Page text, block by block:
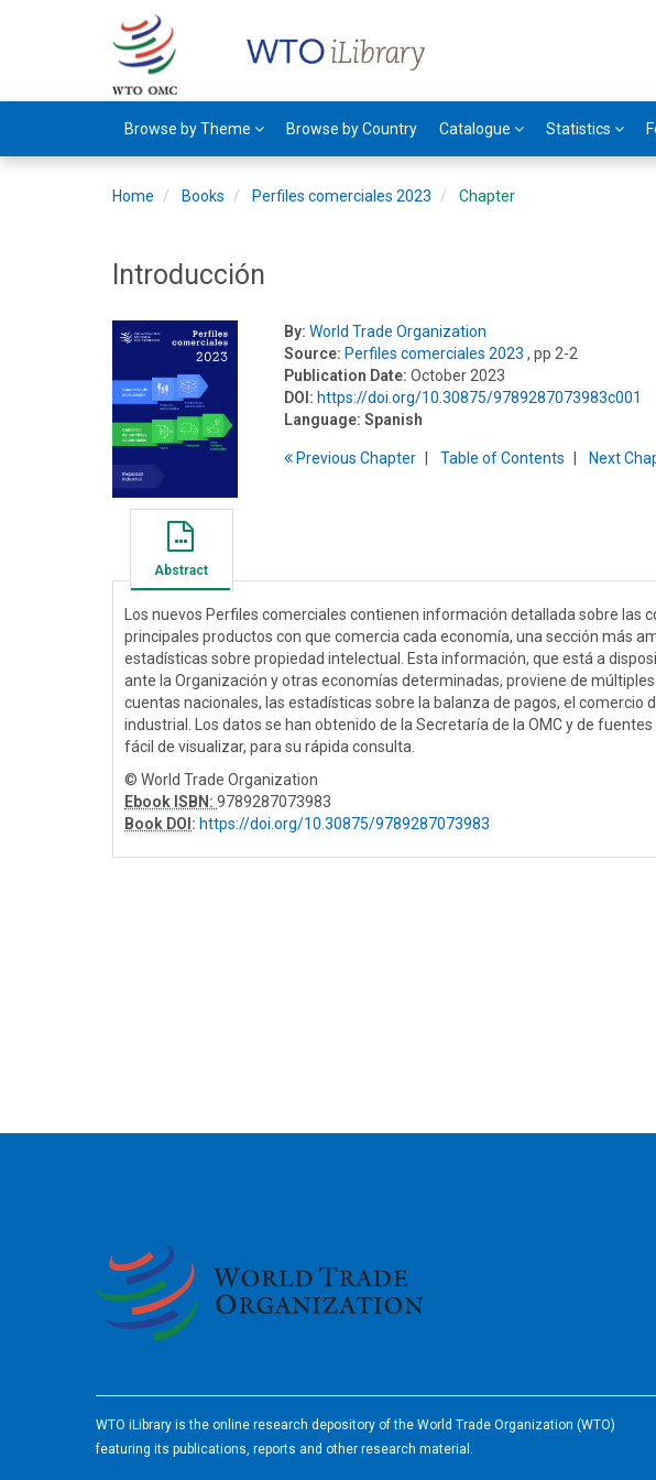
Browse by Theme Browse by Country Catalogue Statistics
Home Books Perfiles comerciales 2023 Chapter
Introducción
By: World Trade Organization
Source: Perfiles comerciales 2023 , pp 2-2
Publication Date: October 2023
DOI: https://doi.org/10.30875/9789287073983c001
Language: Spanish
PreviousChapter Table ofContents Next
Abstract
Los nuevos Perfiles comerciales contienen información detallada sobre las
principales productos con que comercia cada economía, una sección más
estadísticas sobre propiedad intelectual. Esta información, que está a
ante la Organización y otras economías determinadas, proviene de
cuentas nacionales, las estadísticas sobre la balanza de pagos, el comercio
industrial. Los datos se han obtenido de la Secretaría de la OMC y de
fácil de visualizar, para su rápida consulta.
© World Trade Organization
Ebook ISBN: 9789287073983
Book DOI : https://doi.org/10.30875/9789287073983
WTO iLibrary is the online research depository of the World Trade Organization (WTO)
featuring its publications, reports and other research material.